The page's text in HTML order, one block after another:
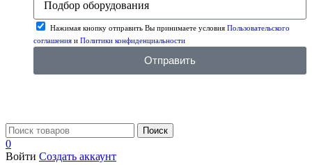
Нажимая кнопку отправить Вы принимаете условия Пользовательского
соглашения и Политики конфиденциальности
Отправить
Поиск
0
Войти Создать аккаунт